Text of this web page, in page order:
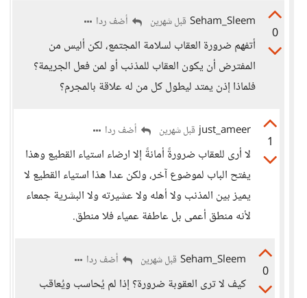
0
Seham_Sleem قبل شهرين أضف ردا
أتفهم ضرورة العقاب لسلامة المجتمع، لكن أليس من
المفترض أن يكون العقاب للمذنب أو لمن فعل الجريمة؟
فلماذا إذن يمتد ليطول كل من له علاقة بالمجرم؟
1
just_ameer قبل شهرين أضف ردا
لا أرى للعقاب ضرورةً أمانةً إلا ارضاء استياء القطيع وهذا
يفتح الباب لموضوع آخر، ولكن عدا هذا استياء القطيع لا
يميز بين المذنب ولا أهله ولا عشيرته ولا البشرية جمعاء
لأنه منطق أعمى بل عاطفة عمياء فلا منطق.
0
Seham_Sleem قبل شهرين أضف ردا
كيف لا ترى العقوبة ضرورة؟ إذا لم يُحاسب ويُعاقب